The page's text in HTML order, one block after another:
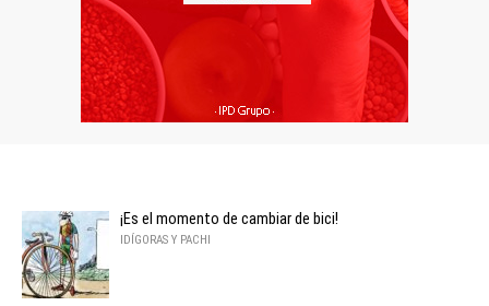
¡Es el momento de cambiar de bici!
IDÍGORAS Y PACHI